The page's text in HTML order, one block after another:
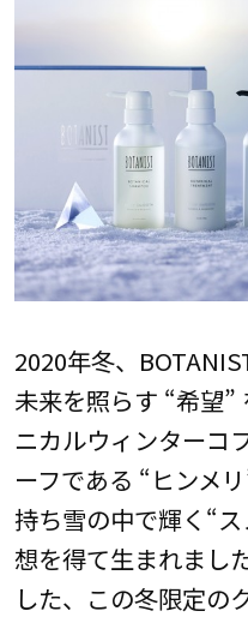
2020年冬、
未来を照らす “希望
ニカルウィンターコ
ーフである “ヒンメ
持ち雪の中で輝く“
想を得て生まれまし
した、この冬限定の